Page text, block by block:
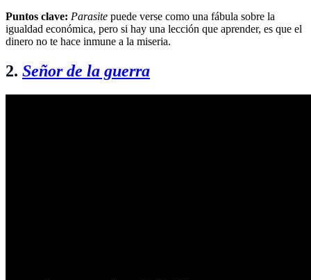
Puntos clave: Parasite puede verse como una fábula sobre la
igualdad económica, pero si hay una lección que aprender, es que el
dinero no te hace inmune a la miseria.
2. Señor de la guerra